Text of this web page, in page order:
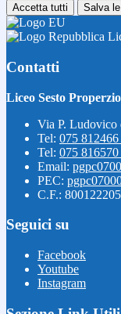
Accetta tutti Salva
Contatti
Liceo Sesto
Via P. Ludovico
Tel: 075
Tel: 075 816570
Email:
PEC:
C.F.:
Seguici su
Facebook
Youtube
Instagram